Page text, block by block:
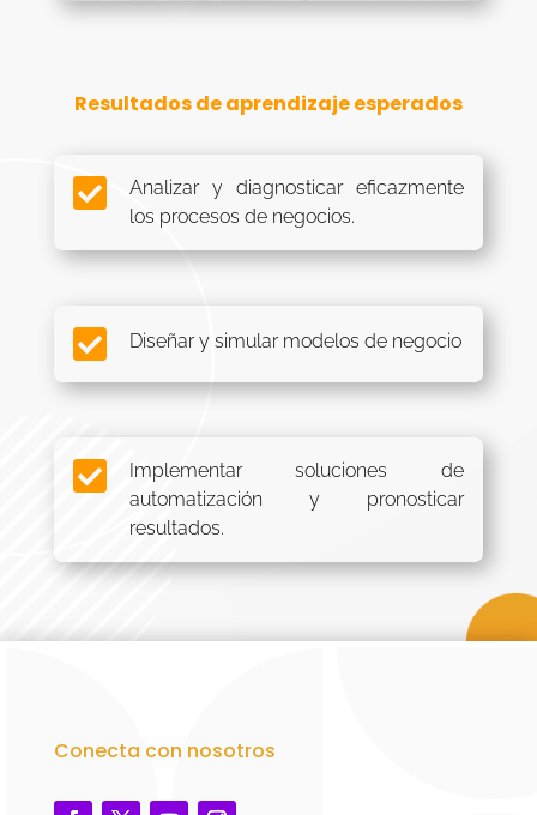
Resultados de aprendizaje esperados

Analizar y diagnosticar eficazmente
los procesos de negocios.
 Diseñar y simular modelos de negocio

Implementar soluciones de
automatización y pronosticar
resultados.
Conecta con nosotros